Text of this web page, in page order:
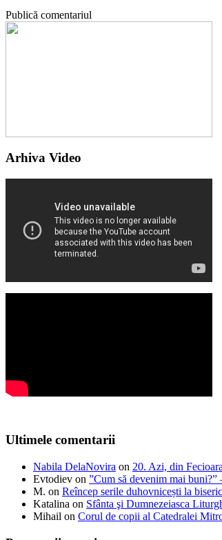
Publică comentariul
Arhiva Video
Ultimele comentarii
Nabila DelaNovira on 20. Azi, din
Evtodiev on ”Cum să devenim mai
M. on Reîncep serile duhovnicești la
Katalina on Sfânta şi Dumnezeiasca
Mihail on Corul de copii al Catedralei